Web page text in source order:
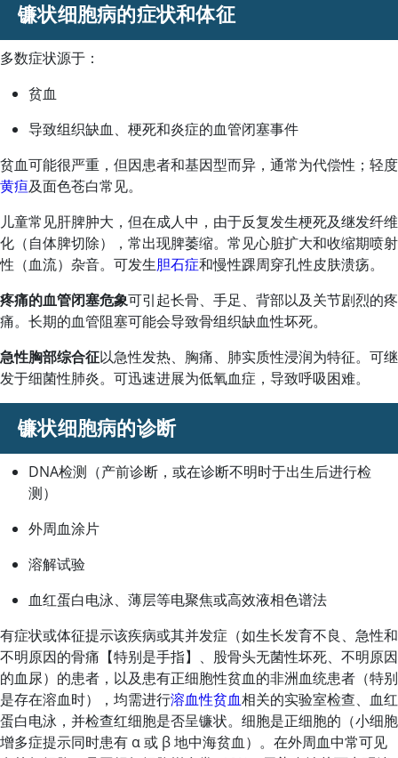
镰状细胞病的症状和体征
多数症状源于：
贫血
导致组织缺血、梗死和炎症的血管闭塞事件
贫血可能很严重，但因患者和基因型而异，通常为代偿性；轻度
黄疸及面色苍白常见。
儿童常见肝脾肿大，但在成人中，由于反复发生梗死及继发纤维
化（自体脾切除），常出现脾萎缩。常见心脏扩大和收缩期喷射
性（血流）杂音。可发生胆石症和慢性踝周穿孔性皮肤溃疡。
疼痛的血管闭塞危象可引起长骨、手足、背部以及关节剧烈的疼
痛。长期的血管阻塞可能会导致骨组织缺血性坏死。
急性胸部综合征以急性发热、胸痛、肺实质性浸润为特征。可继
发于细菌性肺炎。可迅速进展为低氧血症，导致呼吸困难。
镰状细胞病的诊断
DNA检测（产前诊断，或在诊断不明时于出生后进行检
测）
外周血涂片
溶解试验
血红蛋白电泳、薄层等电聚焦或高效液相色谱法
有症状或体征提示该疾病或其并发症（如生长发育不良、急性和
不明原因的骨痛【特别是手指】、股骨头无菌性坏死、不明原因
的血尿）的患者，以及患有正细胞性贫血的非洲血统患者（特别
是存在溶血时），均需进行溶血性贫血相关的实验室检查、血红
蛋白电泳，并检查红细胞是否呈镰状。细胞是正细胞的（小细胞
增多症提示同时患有 α 或 β 地中海贫血）。在外周血中常可见